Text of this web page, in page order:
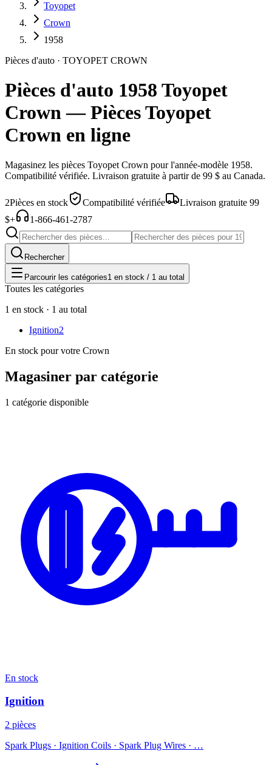
Toyopet
Crown
1958
Pièces d'auto · TOYOPET CROWN
Pièces d'auto 1958 Toyopet
Crown — Pièces Toyopet
Crown en ligne
Magasinez les pièces Toyopet Crown pour l'année-modèle 1958.
Compatibilité vérifiée. Livraison gratuite à partir de 99 $ au Canada.
2Pièces en stock Compatibilité vérifiée
Livraison gratuite 99
$+
1-866-461-2787
Rechercher
Parcourir les catégories1 en stock / 1 au total
Toutes les catégories
1 en stock · 1 au total
Ignition2
En stock pour votre Crown
Magasiner par catégorie
1 catégorie disponible
En stock
Ignition
2 pièces
Spark Plugs · Ignition Coils · Spark Plug Wires · …